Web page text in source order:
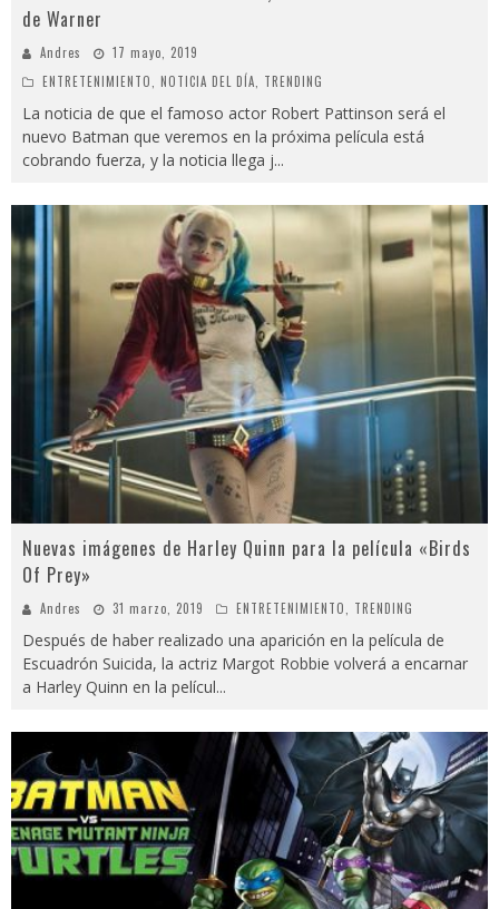
de Warner
Andres
17 mayo, 2019
ENTRETENIMIENTO, NOTICIA DEL DÍA, TRENDING
La noticia de que el famoso actor Robert Pattinson será el
nuevo Batman que veremos en la próxima película está
cobrando fuerza, y la noticia llega j...
Nuevas imágenes de Harley Quinn para la película «Birds
Of Prey»
Andres 31 marzo, 2019 ENTRETENIMIENTO TRENDING
Después de haber realizado una aparición en la película de
Escuadrón Suicida, la actriz Margot Robbie volverá a encarnar
a Harley Quinn en la películ...